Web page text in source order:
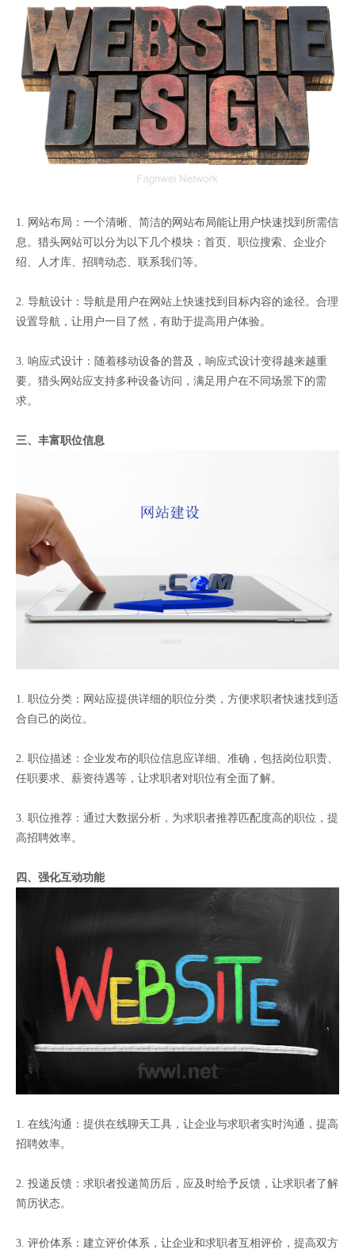
1. 网站布局：一个清晰、简洁的网站布局能让用户快速找到所需信
息。猎头网站可以分为以下几个模块：首页、职位搜索、企业介
绍、人才库、招聘动态、联系我们等。
2. 导航设计：导航是用户在网站上快速找到目标内容的途径。合理
设置导航，让用户一目了然，有助于提高用户体验。
3. 响应式设计：随着移动设备的普及，响应式设计变得越来越重
要。猎头网站应支持多种设备访问，满足用户在不同场景下的需
求。
三、丰富职位信息
1. 职位分类：网站应提供详细的职位分类，方便求职者快速找到适
合自己的岗位。
2. 职位描述：企业发布的职位信息应详细、准确，包括岗位职责、
任职要求、薪资待遇等，让求职者对职位有全面了解。
3. 职位推荐：通过大数据分析，为求职者推荐匹配度高的职位，提
高招聘效率。
四、强化互动功能
1. 在线沟通：提供在线聊天工具，让企业与求职者实时沟通，提高
招聘效率。
2. 投递反馈：求职者投递简历后，应及时给予反馈，让求职者了解
简历状态。
3. 评价体系：建立评价体系，让企业和求职者互相评价，提高双方